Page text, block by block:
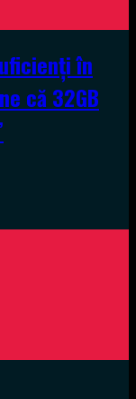
în
că 32GB